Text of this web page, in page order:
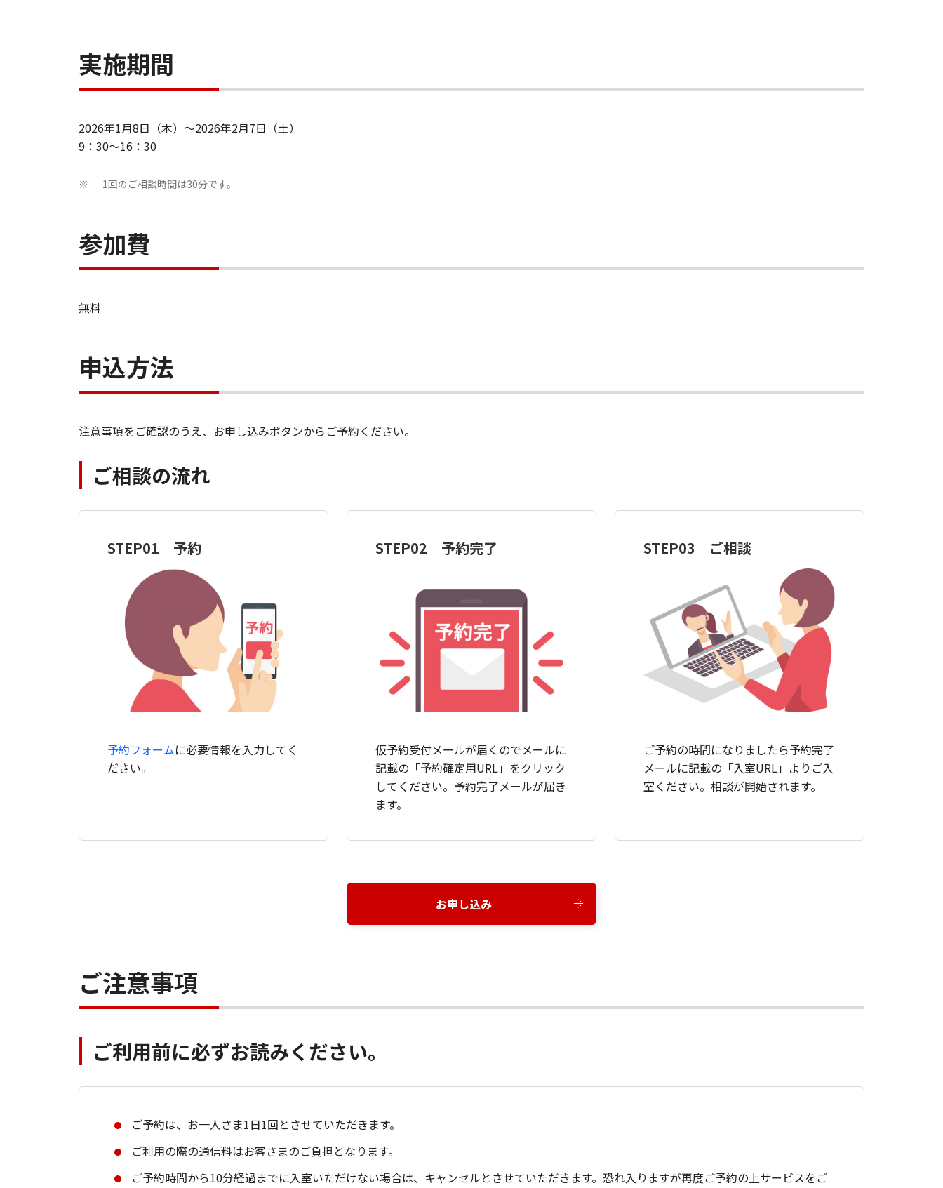
実施期間
2026年1月8日（木）～2026年2月7日（土）
9：30～16：30
※ 1回のご相談時間は30分です。
参加費
無料
申込方法
注意事項をご確認のうえ、お申し込みボタンからご予約ください。
ご相談の流れ
STEP01 予約
予約フォームに必要情報を入力してく
ださい。
STEP02 予約完了
仮予約受付メールが届くのでメールに
記載の「予約確定用URL」をクリック
してください。予約完了メールが届き
ます。
STEP03 ご相談
ご予約の時間になりましたら予約完了
メールに記載の「入室URL」よりご入
室ください。相談が開始されます。
お申し込み
ご注意事項
ご利用前に必ずお読みください。
ご予約は、お一人さま1日1回とさせていただきます。
ご利用の際の通信料はお客さまのご負担となります。
ご予約時間から10分経過までに入室いただけない場合は、キャンセルとさせていただきます。恐れ入りますが再度ご予約の上サービスをご